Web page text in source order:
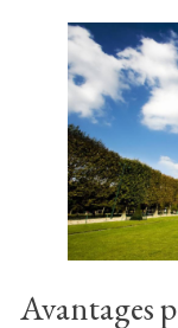
Avantages